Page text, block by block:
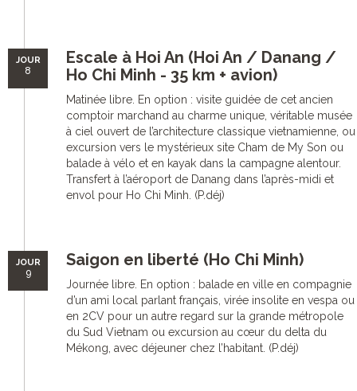
JOUR
8
Escale à Hoi An (Hoi An / Danang /
Ho Chi Minh - 35 km + avion)
Matinée libre. En option : visite guidée de cet ancien
comptoir marchand au charme unique, véritable musée
à ciel ouvert de l’architecture classique vietnamienne, ou
excursion vers le mystérieux site Cham de My Son ou
balade à vélo et en kayak dans la campagne alentour.
Transfert à l’aéroport de Danang dans l’après-midi et
envol pour Ho Chi Minh. (P.déj)
JOUR
9
Saigon en liberté (Ho Chi Minh)
Journée libre. En option : balade en ville en compagnie
d’un ami local parlant français, virée insolite en vespa ou
en 2CV pour un autre regard sur la grande métropole
du Sud Vietnam ou excursion au cœur du delta du
Mékong, avec déjeuner chez l’habitant. (P.déj)